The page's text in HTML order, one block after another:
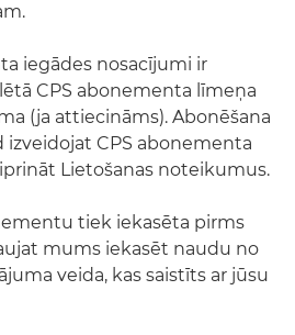
iegādes nosacījumi ir
CPS abonementa līmeņa
(ja attiecināms). Abonēšana
izveidojat CPS abonementa
Lietošanas noteikumus.
tiek iekasēta pirms
mums iekasēt naudu no
veida, kas saistīts ar jūsu